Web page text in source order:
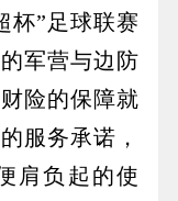
”足球联赛
军营与边防
险的保障就
服务承诺，
肩负起的使